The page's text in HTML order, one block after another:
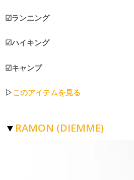
☑︎ランニング
☑︎ハイキング
☑︎キャンプ
▷このアイテムを見る
▼ RAMON (DIEMME)